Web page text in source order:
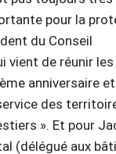
pour la
du Conseil
vient de réunir les
anniversaire
des
». Et pour
(délégué aux